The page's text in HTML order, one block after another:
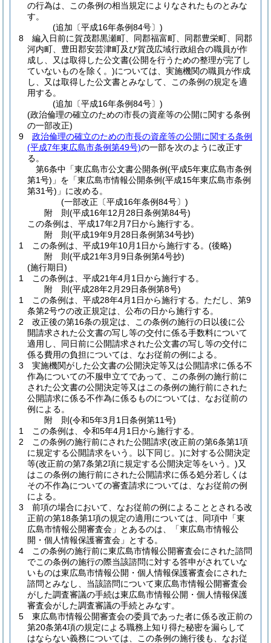
の行為は、この条例の相当規定によりなされたものとみな
す。
(追加〔平成16年条例84号〕)
8
編入日前に賀茂郡黒瀬町、同郡福富町、同郡豊栄町、同郡
河内町、豊田郡安芸津町及び賀茂広域行政組合の職員が作
成し、又は取得した公文書(公開を行うための整理が完了し
ていないものを除く。)については、実施機関の職員が作成
し、又は取得した公文書とみなして、この条例の規定を適
用する。
(追加〔平成16年条例84号〕)
(政治倫理の確立のための市長の資産等の公開に関する条例
の一部改正)
9
政治倫理の確立のための市長の資産等の公開に関する条例
(平成7年東広島市条例第49号)の一部を次のように改正す
る。
第6条中「東広島市公文書公開条例(平成5年東広島市条例
第1号) 」を「東広島市情報公開条例(平成15年東広島市条例
第31号) 」に改める。
(一部改正〔平成16年条例84号〕)
附 則(平成16年12月28日条例第84号)
この条例は、平成17年2月7日から施行する。
附 則(平成19年9月28日条例第34号抄)
1
この条例は、平成19年10月1日から施行する。 (後略)
附 則(平成21年3月9日条例第4号抄)
(施行期日)
1
この条例は、平成21年4月1日から施行する。
附 則(平成28年2月29日条例第8号)
1
この条例は、平成28年4月1日から施行する。 ただし、第9
条第2号ウの改正規定は、公布の日から施行する。
2
改正後の第16条の規定は、この条例の施行の日以後に公
開請求された公文書の写し等の交付に係る手数料について
適用し、同日前に公開請求された公文書の写し等の交付に
係る費用の負担については、なお従前の例による。
3
実施機関がした公文書の公開決定等又は公開請求に係る不
作為についての不服申立てであって、この条例の施行前に
された公文書の公開決定等又はこの条例の施行前にされた
公開請求に係る不作為に係るものについては、なお従前の
例による。
附 則(令和5年3月1日条例第11号)
1
この条例は、令和5年4月1日から施行する。
2
この条例の施行前にされた公開請求(改正前の第6条第1項
に規定する公開請求をいう。以下同じ。)に対する公開決定
等(改正前の第7条第2項に規定する公開決定等をいう。)又
はこの条例の施行前にされた公開請求に係る処分若しくは
その不作為についての審査請求については、なお従前の例
による。
3
前項の場合において、なお従前の例によることとされる改
正前の第18条第1項の規定の適用については、同項中「東
広島市情報公開審査会」とあるのは、「東広島市情報公
開・個人情報保護審査会」とする。
4
この条例の施行前に東広島市情報公開審査会にされた諮問
でこの条例の施行の際当該諮問に対する答申がされていな
いものは東広島市情報公開・個人情報保護審査会にされた
諮問とみなし、当該諮問について東広島市情報公開審査会
がした調査審議の手続は東広島市情報公開・個人情報保護
審査会がした調査審議の手続とみなす。
5
東広島市情報公開審査会の委員であった者に係る改正前の
第20条第4項の規定による職務上知り得た秘密を漏らして
はならない義務については、この条例の施行後も、なお従